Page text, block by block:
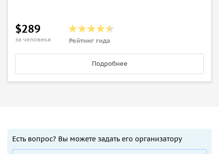
$289
за человека Рейтинг гида
Подробнее
Есть вопрос? Вы можете задать его организатору